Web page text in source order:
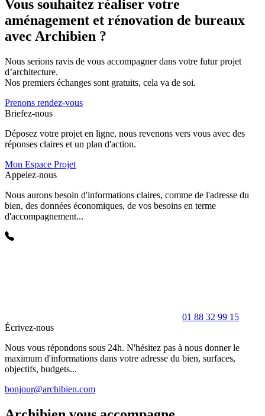
Vous souhaitez réaliser votre
aménagement et rénovation de bureaux
avec Archibien ?
Nous serions ravis de vous accompagner dans votre futur projet
d’architecture.
Nos premiers échanges sont gratuits, cela va de soi.
Prenons rendez-vous
Briefez-nous
Déposez votre projet en ligne, nous revenons vers vous avec des
réponses claires et un plan d'action.
Mon Espace Projet
Appelez-nous
Nous aurons besoin d'informations claires, comme de l'adresse du
bien, des données économiques, de vos besoins en terme
d'accompagnement...
01 88 32 99 15
Écrivez-nous
Nous vous répondons sous 24h. N'hésitez pas à nous donner le
maximum d'informations dans votre adresse du bien, surfaces,
objectifs, budgets...
bonjour@archibien.com